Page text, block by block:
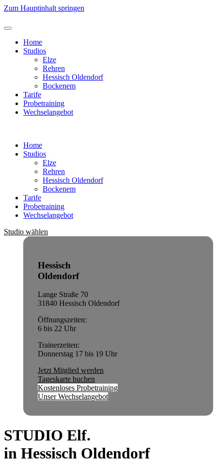
Zum Hauptinhalt springen
Home
Studios
Elze
Rehren
Hessisch Oldendorf
Bockenem
Tarife
Probetraining
Wechselangebot
Home
Studios
Elze
Rehren
Hessisch Oldendorf
Bockenem
Tarife
Probetraining
Wechselangebot
Studio wählen
Hessisch
Oldendorf
Lange Straße 70
31840 Hessisch Oldendorf
Öffnungszeiten:
6 bis 22 Uhr
Trainerzeiten:
Donnerstag 17 bis 19 Uhr
Jetzt Mitglied werden
Tageskarte buchen
Kostenloses Probetraining
Unser Wechselangebot
STUDIO Elf.
in Hessisch Oldendorf